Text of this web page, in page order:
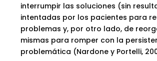
interrumpir las soluciones (sin
intentadas por los pacientes para
problemas y, por otro lado, de
mismas para romper con la
problemática (Nardone y Portelli,